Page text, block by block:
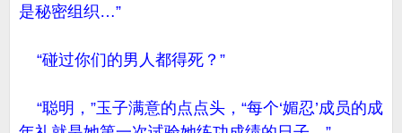
是秘密组织…”
“碰过你们的男人都得死？”
“聪明，”玉子满意的点点头，“每个‘媚忍’成员的成